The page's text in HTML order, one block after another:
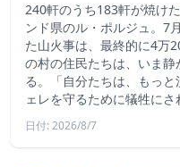
240軒のうち183軒が焼け
ンド県のル・ポルジュ。7
た山火事は、最終的に4万
の村の住民たちは、いま
る。「自分たちは、もっ
ェレを守るために犠牲にさ
日付: 2026/8/7